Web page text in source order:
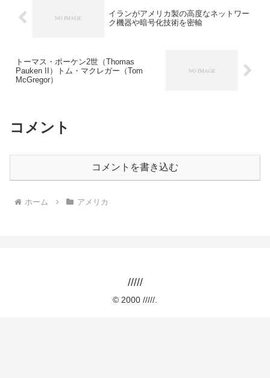
イランがアメリカ製の高度なネットワー
ク機器や暗号化技術を密輸
トーマス・ポーケン2世（Thomas
Pauken II）トム・マクレガー（Tom
McGregor）
コメント
コメントを書き込む
ホーム アメリカ
/////
© 2000 /////.